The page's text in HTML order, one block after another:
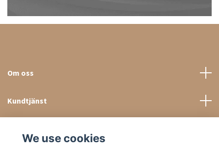
Om oss
Kundtjänst
We use cookies